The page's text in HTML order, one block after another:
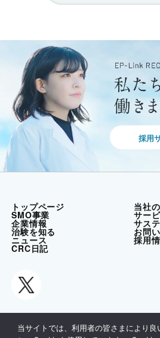
採用
トップページ 当社
SMO事業 サー
企業情報 サス
治験を知る お問
ニュース 採用
CRC日記
当サイトでは、利用者の皆さまにより